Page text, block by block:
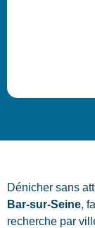
Dénicher sans
Bar-sur-Seine,
recherche par